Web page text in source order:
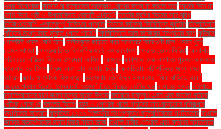
ওপর নিষেধাজ্ঞা ফাঙ্গাস বা ছত্রাকের আক্রমণ রোধের জন্য যা করতে হবে ফার্মের ডিম না
দেশি ডিম: পুষ্টি ও উপকারিতায় কোনটি এগিয়ে? ফার্মের মুরগির ডিমের দাম বৃদ্ধি
ফিজিওথেরাপি -গুরুত্বপূর্ণ চিকিৎসা পদ্ধতি ফিফার বর্ষসেরা ভিনিসিয়ুস জুনিয়র ফিলিস্তিনি
বন্দীদের মধ্যে কারা মুক্তি পেতে পারে? ফিলিস্তিনে আল জাজিরার সম্প্রচার বন্ধ ফুটবলে
গোলটাই থাকে বেশি মনে ফেইসবুকে ছড়িয়ে পড়া যশোরের ভিডিওটি ছিল ‘যেমন খুশি
তেমন সাজো’ ফেব্রুয়ারিতে বিএনপির মাঠে নামার ঘোষণা ফের উত্তাল সিরিয়া ফেলানীর
পরিবারের দায়িত্ব নিলেন উপদেষ্টা আসিফ ফেসবুক ফ্যাশনে তাক লাগাতে পুরুষদের মানতে
হবে এই ১০ টিপস ফ্রিদা এবং তার ব্যথার চিত্র ফ্লোরিডায় নারীশক্তির মধ্যে সেরা
জায়েদ ফ্ল্যাট ও ব্যাংক হিসাব জব্দ বইমেলায় তৌহিদুল ইসলামের ‘বিয়ে বাড়িতে ইয়ে’
বছরের প্রথম দিনেই ‘স্বৈরাচারী অঞ্জনা’ নিয়ে ফিরছেন মনির খান বন্ধ বহু সড়ক বরিশালে
চ্যাম্পিয়নদের বরণ জনসমুদ্রের আনন্দ উৎসব বর্তমানে বায়ুদূষণ এমন এক ভয়াবহ পর্যায়ে
পৌঁছে গেছে যে বললেন ট্রাম্প বস্ত্র ও পোশাক খাতে গ্যাসের দাম বাড়ানোর পরিকল্পনা
স্থগিতের আহ্বান বাকৃবিতে ১২০০ শিক্ষার্থীর অংশগ্রহণে ছাত্রশিবিরের গণইফতার বাঙালি
জাতির আত্মগৌরবের মহান বিজয় দিবস আজ বাঙালি নারীর পোশাক এবং ফ্যাশন সচেতনতা